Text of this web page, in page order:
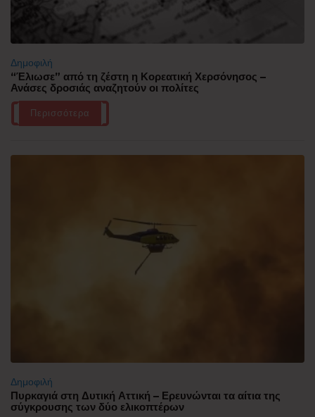
Δημοφιλή
“Έλιωσε” από τη ζέστη η Κορεατική Χερσόνησος –
Ανάσες δροσιάς αναζητούν οι πολίτες
Περισσότερα
Δημοφιλή
Πυρκαγιά στη Δυτική Αττική – Ερευνώνται τα αίτια της
σύγκρουσης των δύο ελικοπτέρων